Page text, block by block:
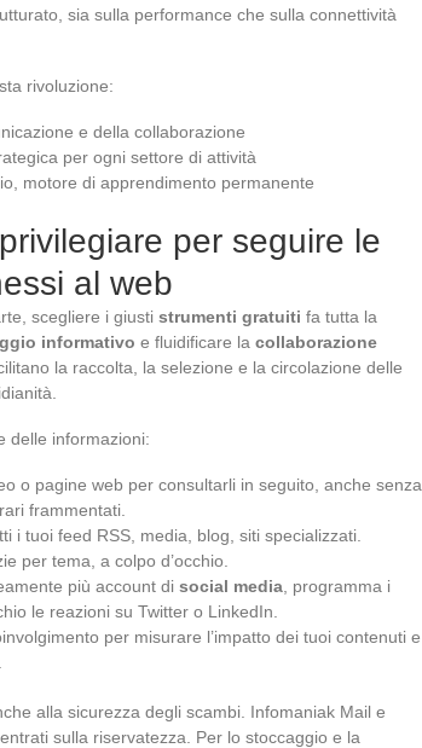
sia sulla performance che sulla connettività
rivoluzione:
e della collaborazione
per ogni settore di attività
motore di apprendimento permanente
per seguire le
al web
scegliere i giusti strumenti gratuiti fa tutta la
informativo e fluidificare la collaborazione
la raccolta, la selezione e la circolazione delle
delle informazioni:
o pagine web per consultarli in seguito, anche senza
frammentati.
i tuoi feed RSS, media, blog, siti specializzati.
per tema, a colpo d’occhio.
più account di social media , programma i
le reazioni su Twitter o LinkedIn.
per misurare l’impatto dei tuoi contenuti e
alla sicurezza degli scambi. Infomaniak Mail e
sulla riservatezza. Per lo stoccaggio e la